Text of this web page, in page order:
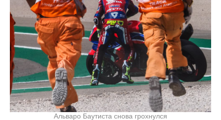
Альваро Баутиста снова грохнулся